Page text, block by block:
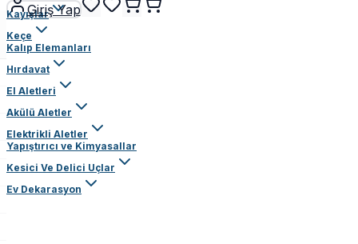
Giriş Yap
Kayışlar
Keçe
Kalıp Elemanları
Hırdavat
El Aletleri
Akülü Aletler
Elektrikli Aletler
Yapıştırıcı ve Kimyasallar
Kesici Ve Delici Uçlar
Ev Dekarasyon